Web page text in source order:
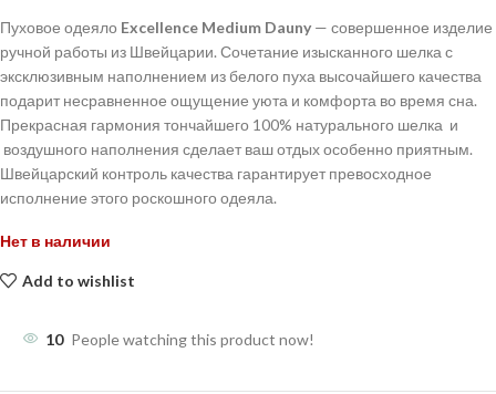
Пуховое одеяло Excellence Medium Dauny — совершенное изделие
ручной работы из Швейцарии. Сочетание изысканного шелка с
эксклюзивным наполнением из белого пуха высочайшего качества
подарит несравненное ощущение уюта и комфорта во время сна.
Прекрасная гармония тончайшего 100% натурального шелка и
воздушного наполнения сделает ваш отдых особенно приятным.
Швейцарский контроль качества гарантирует превосходное
исполнение этого роскошного одеяла.
Нет в наличии
Add to wishlist
10 People watching this product now!